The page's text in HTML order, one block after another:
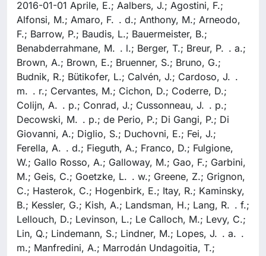
2016-01-01 Aprile, E.; Aalbers, J.; Agostini, F.;
Alfonsi, M.; Amaro, F. . d.; Anthony, M.; Arneodo,
F.; Barrow, P.; Baudis, L.; Bauermeister, B.;
Benabderrahmane, M. . l.; Berger, T.; Breur, P. . a.;
Brown, A.; Brown, E.; Bruenner, S.; Bruno, G.;
Budnik, R.; Bütikofer, L.; Calvén, J.; Cardoso, J. .
m. . r.; Cervantes, M.; Cichon, D.; Coderre, D.;
Colijn, A. . p.; Conrad, J.; Cussonneau, J. . p.;
Decowski, M. . p.; de Perio, P.; Di Gangi, P.; Di
Giovanni, A.; Diglio, S.; Duchovni, E.; Fei, J.;
Ferella, A. . d.; Fieguth, A.; Franco, D.; Fulgione,
W.; Gallo Rosso, A.; Galloway, M.; Gao, F.; Garbini,
M.; Geis, C.; Goetzke, L. . w.; Greene, Z.; Grignon,
C.; Hasterok, C.; Hogenbirk, E.; Itay, R.; Kaminsky,
B.; Kessler, G.; Kish, A.; Landsman, H.; Lang, R. . f.;
Lellouch, D.; Levinson, L.; Le Calloch, M.; Levy, C.;
Lin, Q.; Lindemann, S.; Lindner, M.; Lopes, J. . a. .
m.; Manfredini, A.; Marrodán Undagoitia, T.;